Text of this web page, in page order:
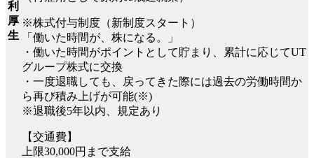
利
厚
生
※株式付与制度（新制度スタート）
「働いた時間が、株になる。」
・働いた時間がポイントとして貯まり、累計に応じてUT
グループ株式に交換
・一度退職しても、戻ってきた際には過去の労働時間か
ら再び積み上げが可能(※)
※退職後5年以内、規定あり
【交通費】
上限30,000円まで支給